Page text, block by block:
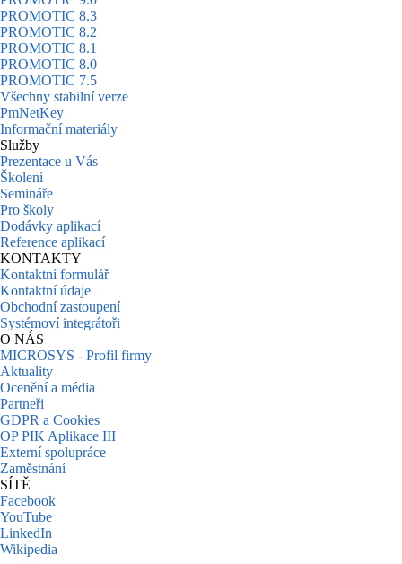
PROMOTIC 8.3
PROMOTIC 8.2
PROMOTIC 8.1
PROMOTIC 8.0
PROMOTIC 7.5
Všechny stabilní verze
PmNetKey
Informační materiály
Služby
Prezentace u Vás
Školení
Semináře
Pro školy
Dodávky aplikací
Reference aplikací
KONTAKTY
Kontaktní formulář
Kontaktní údaje
Obchodní zastoupení
Systémoví integrátoři
O NÁS
MICROSYS - Profil firmy
Aktuality
Ocenění a média
Partneři
GDPR a Cookies
OP PIK Aplikace III
Externí spolupráce
Zaměstnání
SÍTĚ
Facebook
YouTube
LinkedIn
Wikipedia